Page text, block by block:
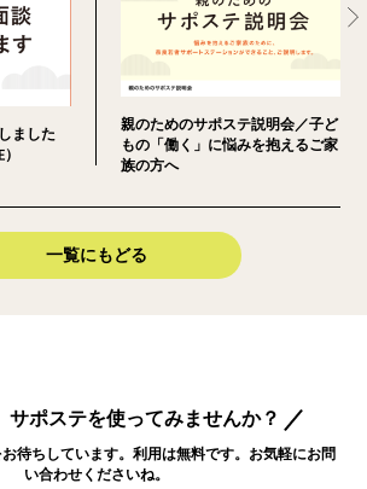
ました
親のためのサポステ説明会／子ど
もの「働く」に悩みを抱えるご家
族の方へ
一覧にもどる
サポステを使ってみませんか？
待ちしています。利用は無料です。お気軽にお問
い合わせくださいね。